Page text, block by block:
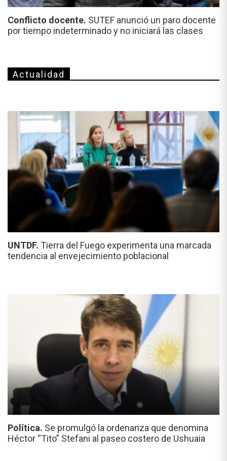
Conflicto docente. SUTEF anunció un paro docente
por tiempo indeterminado y no iniciará las clases
Actualidad
UNTDF. Tierra del Fuego experimenta una marcada
tendencia al envejecimiento poblacional
Política. Se promulgó la ordenanza que denomina
Héctor “Tito” Stefani al paseo costero de Ushuaia